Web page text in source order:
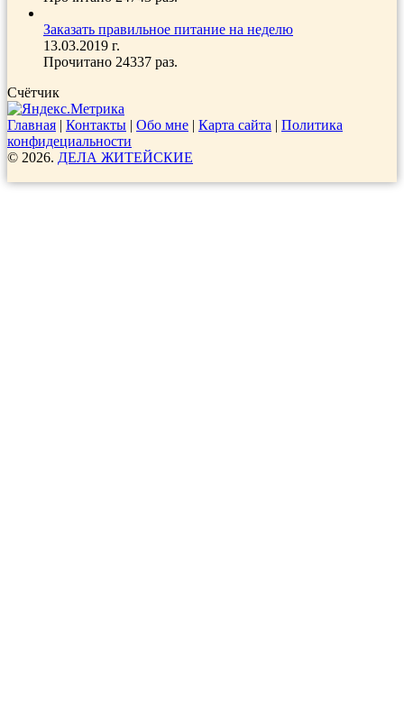
Заказать правильное питание на неделю
13.03.2019 г.
Прочитано 24337 раз.
Счётчик
Главная | Контакты | Обо мне | Карта сайта | Политика
конфидециальности
© 2026. ДЕЛА ЖИТЕЙСКИЕ